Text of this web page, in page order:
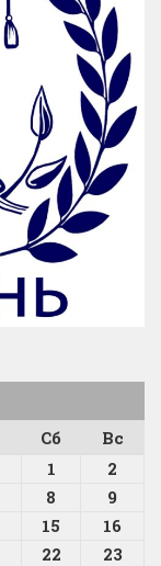
Сб
Вс
1
2
8
9
15
16
22
23